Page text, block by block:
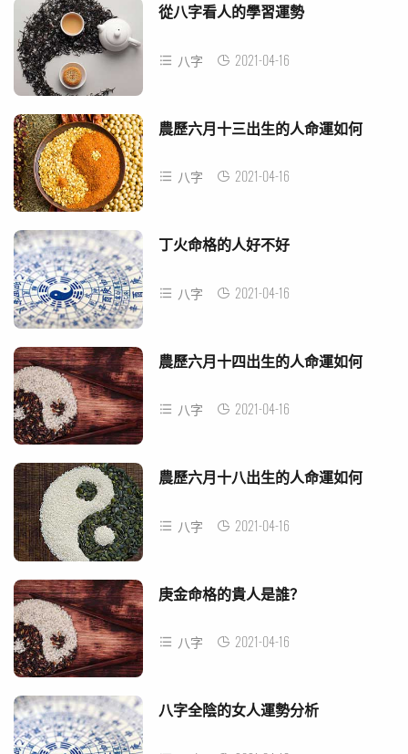
從八字看人的學習運勢
八字 2021-04-16
農歷六月十三出生的人命運如何
八字 2021-04-16
丁火命格的人好不好
八字 2021-04-16
農歷六月十四出生的人命運如何
八字 2021-04-16
農歷六月十八出生的人命運如何
八字 2021-04-16
庚金命格的貴人是誰？
八字 2021-04-16
八字全陰的女人運勢分析